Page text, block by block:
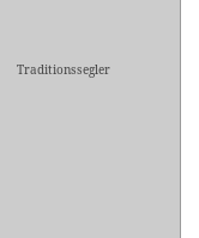
Traditionssegler